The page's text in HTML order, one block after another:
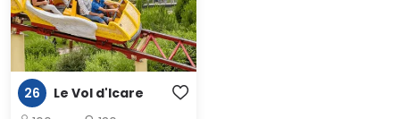
26
Le Vol d'Icare